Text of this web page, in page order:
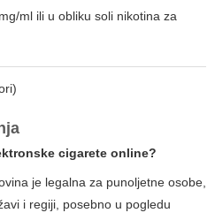
ml ili u obliku soli nikotina za
cigarete online?
je legalna za punoljetne osobe,
i regiji, posebno u pogledu